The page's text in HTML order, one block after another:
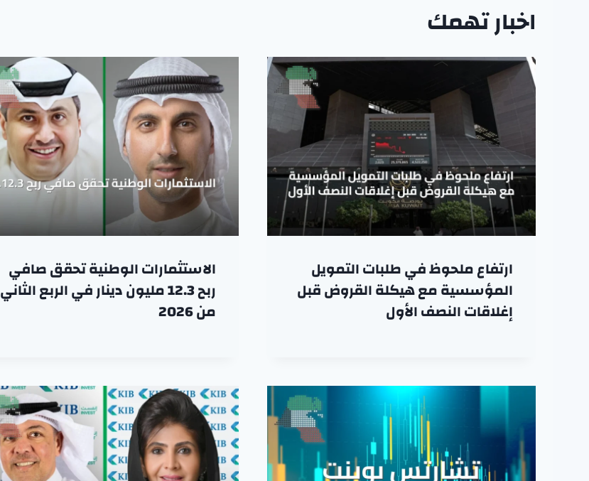
اخبار تهمك
ارتفاع ملحوظ في طلبات التمويل
المؤسسية مع هيكلة القروض قبل
إغلاقات النصف الأول
الاستثمارات الوطنية تحقق صافي
ربح 12.3 مليون دينار في الربع الثاني
من 2026